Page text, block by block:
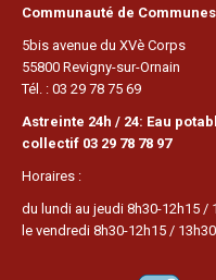
Communauté de
5bis avenue du XVè Corps
55800 Revigny-sur-Ornain
Tél. : 03 29 78 75 69
Astreinte 24h / 24: Eau
collectif 03 29 78 78 97
Horaires :
du lundi au jeudi 8h30-12h15 /
le vendredi 8h30-12h15 /